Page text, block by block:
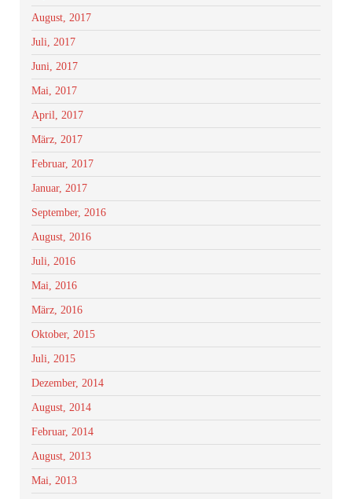
August, 2017
Juli, 2017
Juni, 2017
Mai, 2017
April, 2017
März, 2017
Februar, 2017
Januar, 2017
September, 2016
August, 2016
Juli, 2016
Mai, 2016
März, 2016
Oktober, 2015
Juli, 2015
Dezember, 2014
August, 2014
Februar, 2014
August, 2013
Mai, 2013